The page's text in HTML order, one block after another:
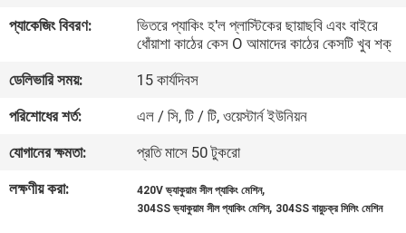
গুণমান
নিয়ন্ত্রণ
আমাদের
সাথে
যোগাযোগ
প্যাকেজিং বিবরণ:
ভিতরে প্যাকিং হ'ল প্লাস্টিকের ছায়াছবি এবং বাইরে
ধোঁয়াশা কাঠের কেস O আমাদের কাঠের কেসটি খুব শক্
ডেলিভারি সময়:
15 কার্যদিবস
পরিশোধের শর্ত:
এল / সি, টি / টি, ওয়েস্টার্ন ইউনিয়ন
যোগানের ক্ষমতা:
প্রতি মাসে 50 টুকরো
লক্ষণীয় করা:
420V ভ্যাকুয়াম সীল প্যাকিং মেশিন,
304SS ভ্যাকুয়াম সীল প্যাকিং মেশিন, 304SS বায়ুচক্র সিলিং মেশিন